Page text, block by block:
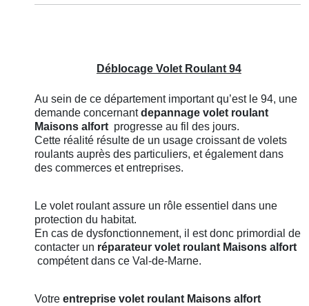
Déblocage Volet Roulant 94
Au sein de ce département important qu’est le 94, une
demande concernantdepannage volet roulant
Maisons alfort progresse au fil des jours.
Cette réalité résulte de un usage croissant de volets
roulants auprès des particuliers, et également dans
des commerces et entreprises.
Le volet roulant assure un rôle essentiel dans une
protection du habitat.
En cas de dysfonctionnement, il est donc primordial de
contacter un réparateur volet roulant Maisons alfort
compétent dans ce Val-de-Marne.
Votre entreprise volet roulant Maisons alfort